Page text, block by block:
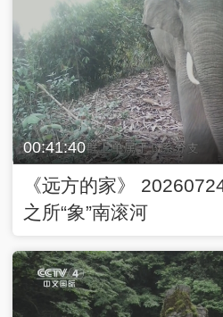
00:41:40
《远方的家》
之所“象”南滚河